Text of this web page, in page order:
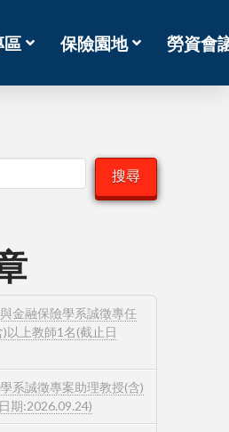
區 保險園地 勞資會
搜尋
金融保險學系誠徵專任
以上教師1名(截止日
系誠徵專案助理教授(含)
期:2026.09.24)